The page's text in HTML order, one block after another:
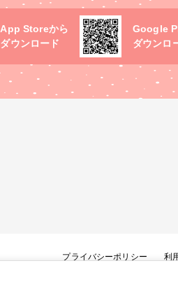
App Storeから
ダウンロード
Google
ダウンロ
プライバシーポリシー 利